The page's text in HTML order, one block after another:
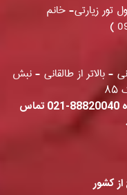
تور زیارتی- خانم
)
- بالاتر از طالقانی - نبش
در صورت داشتن هرگونه شکایت با شماره 88820040-021 تماس
کشور